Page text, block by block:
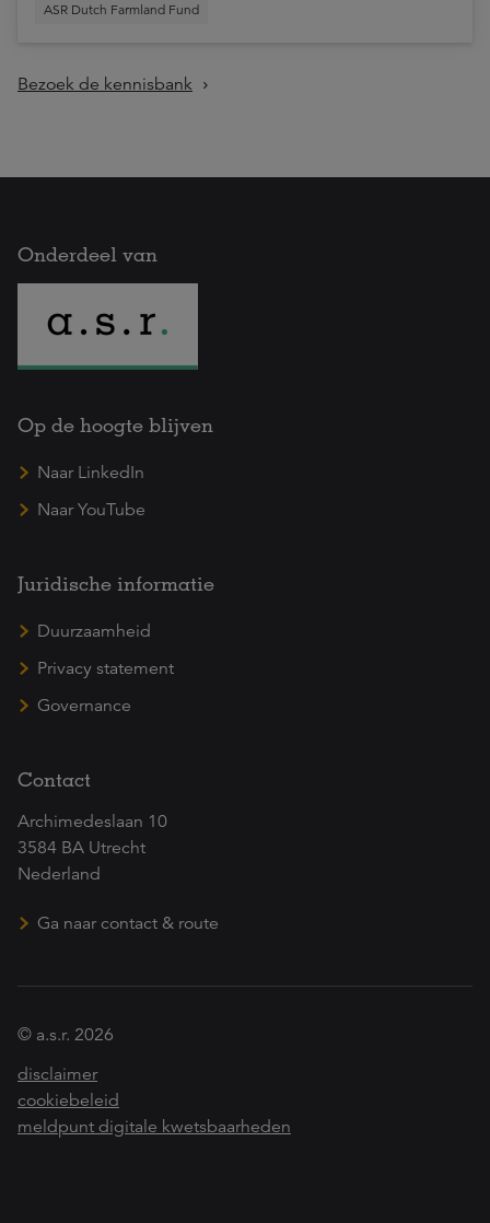
ASR Dutch Farmland Fund
Bezoek de kennisbank
Onderdeel van
Op de hoogte blijven
Naar LinkedIn
Naar YouTube
Juridische informatie
Duurzaamheid
Privacy statement
Governance
Contact
Archimedeslaan 10
3584 BA Utrecht
Nederland
Ga naar contact & route
© a.s.r. 2026
disclaimer
cookiebeleid
meldpunt digitale kwetsbaarheden